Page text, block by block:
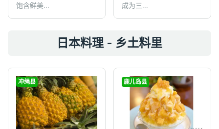
饱含鲜美...
成为三...
日本料理 - 乡土料里
冲绳县 鹿儿岛县